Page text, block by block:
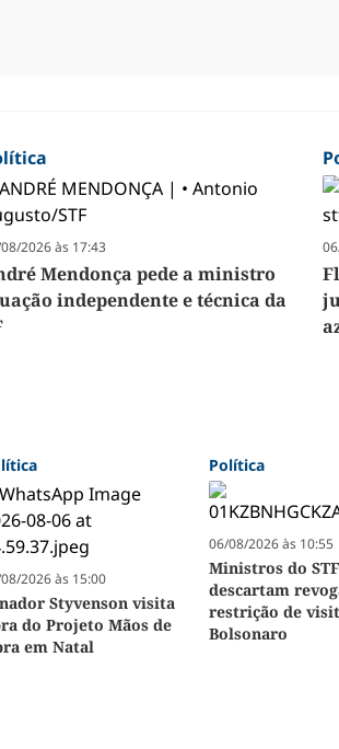
2026 às 17:43
Mendonça pede a ministro
independente e técnica da
2026 às 15:00
Styvenson visita
do Projeto Mãos de
em Natal
Política
06/08/2026 às 10:55
Ministros do STF
descartam
restrição de
Bolsonaro